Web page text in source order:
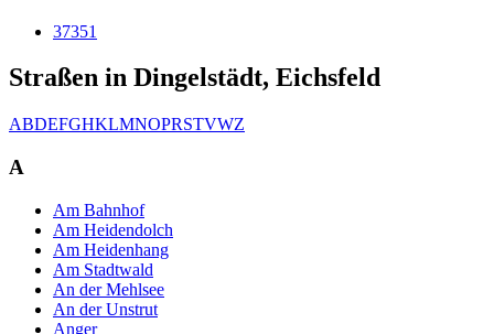
37351
Straßen in Dingelstädt, Eichsfeld
ABDEFGHKLMNOPRSTVWZ
A
Am Bahnhof
Am Heidendolch
Am Heidenhang
Am Stadtwald
An der Mehlsee
An der Unstrut
Anger